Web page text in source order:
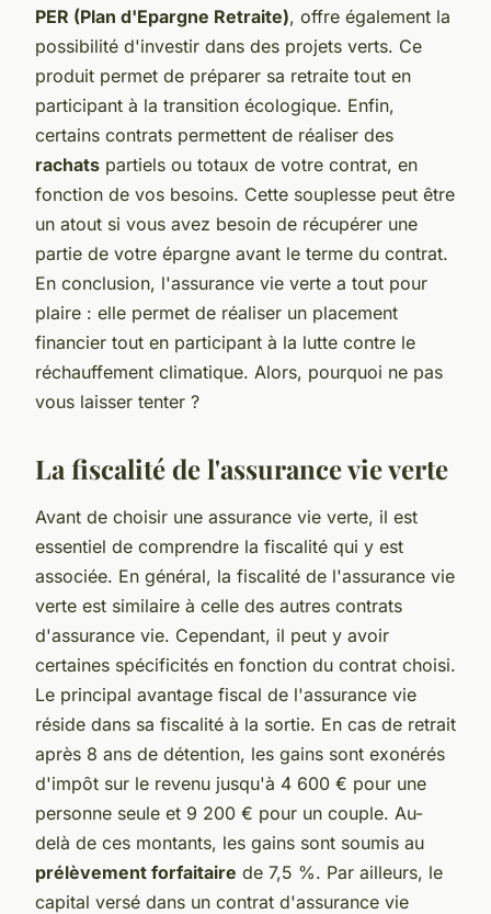
PER (Plan d'Epargne Retraite), offre également la
possibilité d'investir dans des projets verts. Ce
produit permet de préparer sa retraite tout en
participant à la transition écologique. Enfin,
certains contrats permettent de réaliser des
rachats partiels ou totaux de votre contrat, en
fonction de vos besoins. Cette souplesse peut être
un atout si vous avez besoin de récupérer une
partie de votre épargne avant le terme du contrat.
En conclusion, l'assurance vie verte a tout pour
plaire : elle permet de réaliser un placement
financier tout en participant à la lutte contre le
réchauffement climatique. Alors, pourquoi ne pas
vous laisser tenter ?
La fiscalité de l'assurance vie verte
Avant de choisir une assurance vie verte, il est
essentiel de comprendre la fiscalité qui y est
associée. En général, la fiscalité de l'assurance vie
verte est similaire à celle des autres contrats
d'assurance vie. Cependant, il peut y avoir
certaines spécificités en fonction du contrat choisi.
Le principal avantage fiscal de l'assurance vie
réside dans sa fiscalité à la sortie. En cas de retrait
après 8 ans de détention, les gains sont exonérés
d'impôt sur le revenu jusqu'à 4 600 € pour une
personne seule et 9 200 € pour un couple. Au-
delà de ces montants, les gains sont soumis au
prélèvement forfaitaire de 7,5 %. Par ailleurs, le
capital versé dans un contrat d'assurance vie